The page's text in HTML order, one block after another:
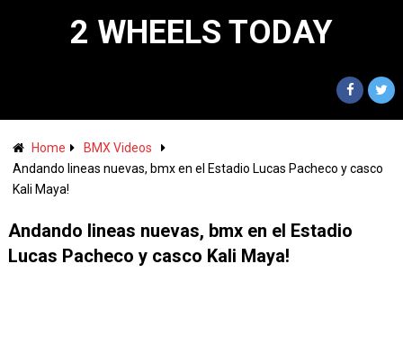
2 WHEELS TODAY
Home
BMX Videos
Andando lineas nuevas, bmx en el Estadio Lucas Pacheco y casco
Kali Maya!
Andando lineas nuevas, bmx en el Estadio
Lucas Pacheco y casco Kali Maya!